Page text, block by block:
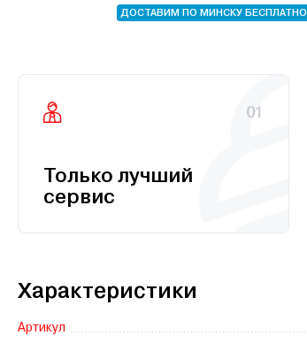
ДОСТАВИМ ПО МИНСКУ БЕСПЛАТНО
01
Только лучший
сервис
Характеристики
Артикул